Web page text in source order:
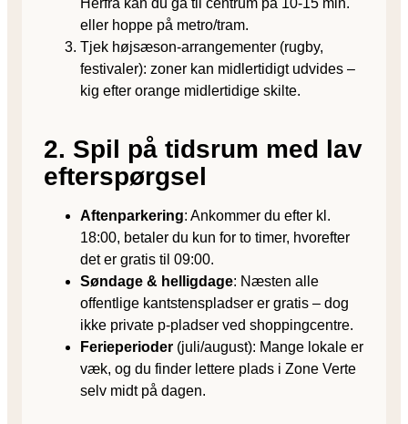
Herfra kan du gå til centrum på 10-15 min.
eller hoppe på metro/tram.
Tjek højsæson-arrangementer (rugby,
festivaler): zoner kan midlertidigt udvides –
kig efter orange midlertidige skilte.
2. Spil på tidsrum med lav
efterspørgsel
Aftenparkering: Ankommer du efter kl.
18:00, betaler du kun for to timer, hvorefter
det er gratis til 09:00.
Søndage & helligdage: Næsten alle
offentlige kantstenspladser er gratis – dog
ikke private p-pladser ved shoppingcentre.
Ferieperioder (juli/august): Mange lokale er
væk, og du finder lettere plads i Zone Verte
selv midt på dagen.